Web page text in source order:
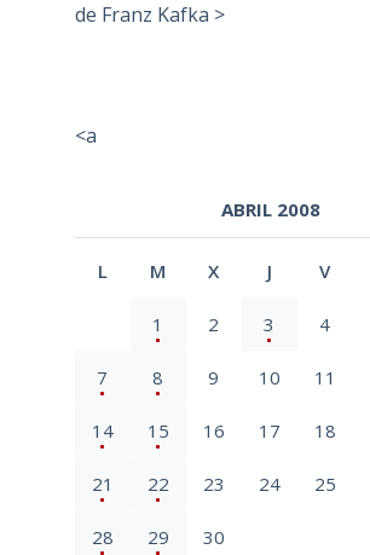
de Franz Kafka >
<a
ABRIL 2008
L M X J V
1 2 3 4
7 8 9 10 11
14 15 16 17 18
21 22 23 24 25
28 29 30